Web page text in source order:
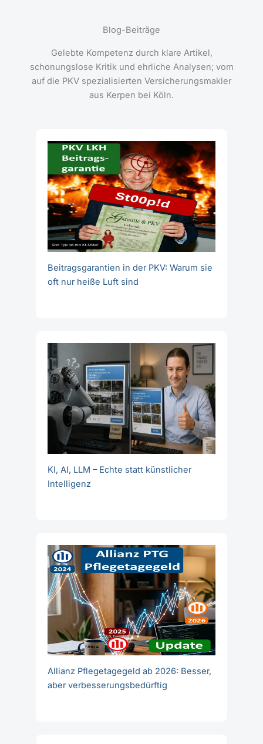
Blog-Beiträge
Gelebte Kompetenz durch klare Artikel,
schonungslose Kritik und ehrliche Analysen; vom
auf die PKV spezialisierten Versicherungsmakler
aus Kerpen bei Köln.
Beitragsgarantien in der PKV: Warum sie
oft nur heiße Luft sind
KI, AI, LLM – Echte statt künstlicher
Intelligenz
Allianz Pflegetagegeld ab 2026: Besser,
aber verbesserungsbedürftig